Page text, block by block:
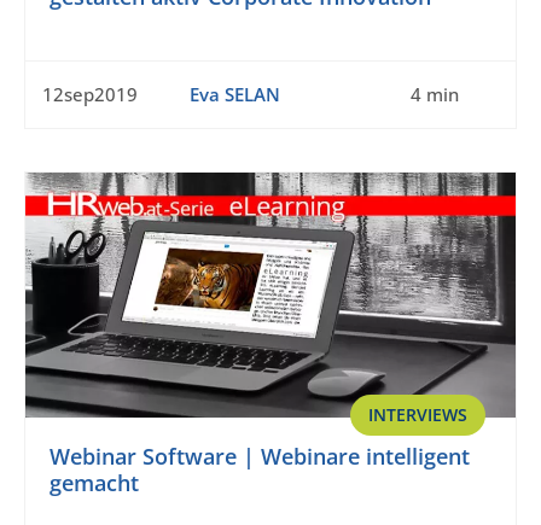
12sep2019 Eva SELAN 4 min
INTERVIEWS
Webinar Software | Webinare intelligent
gemacht